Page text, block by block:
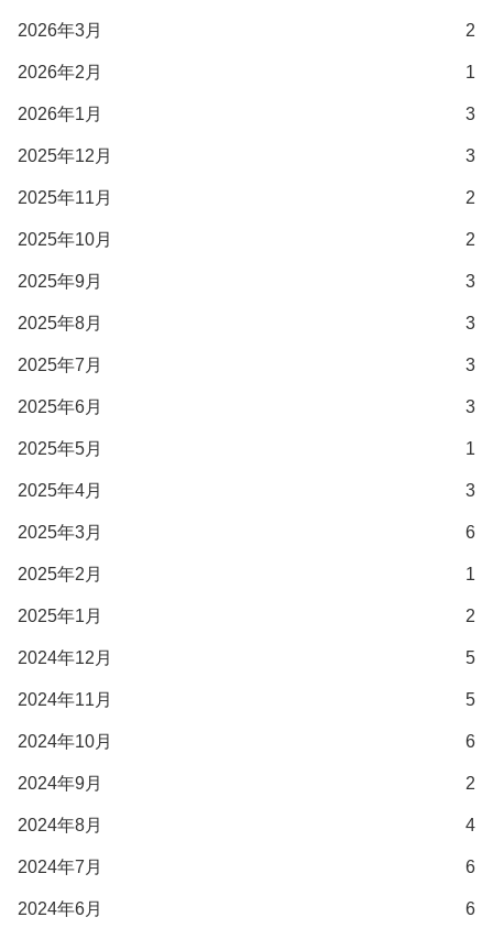
2026年3月 2
2026年2月 1
2026年1月 3
2025年12月 3
2025年11月 2
2025年10月 2
2025年9月 3
2025年8月 3
2025年7月 3
2025年6月 3
2025年5月 1
2025年4月 3
2025年3月 6
2025年2月 1
2025年1月 2
2024年12月 5
2024年11月 5
2024年10月 6
2024年9月 2
2024年8月 4
2024年7月 6
2024年6月 6